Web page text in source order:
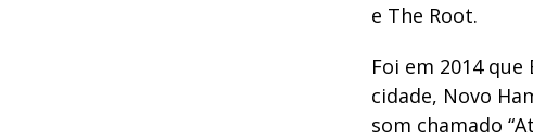
e The Root.
Foi em 2014
cidade, Novo
som chamado